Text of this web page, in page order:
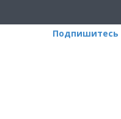
Подпишитесь